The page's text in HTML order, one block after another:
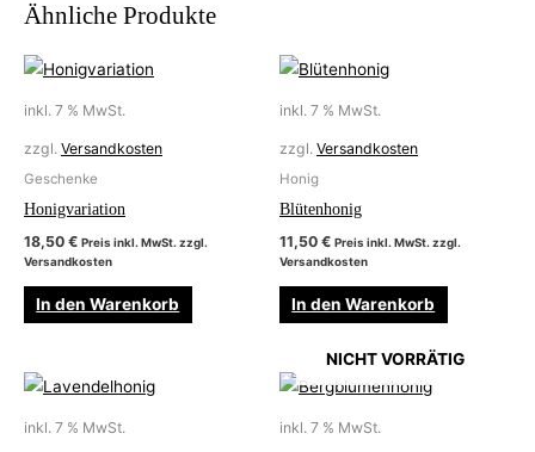
Ähnliche Produkte
inkl. 7 % MwSt.
zzgl. Versandkosten
Geschenke
Honigvariation
18,50 € Preis inkl. MwSt. zzgl.
Versandkosten
In den Warenkorb
inkl. 7 % MwSt.
zzgl. Versandkosten
Honig
Blütenhonig
11,50 € Preis inkl. MwSt. zzgl.
Versandkosten
In den Warenkorb
inkl. 7 % MwSt.
NICHT VORRÄTIG
inkl. 7 % MwSt.